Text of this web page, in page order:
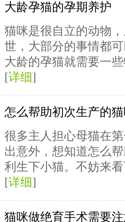
大龄孕猫的孕期养护
猫咪是很自立的动物
世，大部分的事情都
大龄的孕猫就需要一
[详细]
怎么帮助初次生产的
很多主人担心母猫在
出意外，想知道怎么
利生下小猫。不妨来
[详细]
猫咪做绝育手术需要